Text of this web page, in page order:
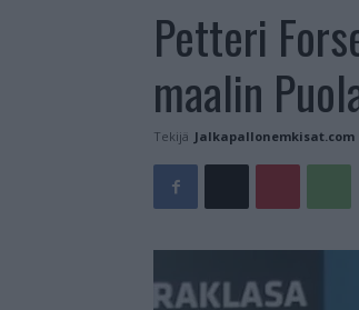
Petteri
maalin
Tekijä Jalkapallonemkisat.com